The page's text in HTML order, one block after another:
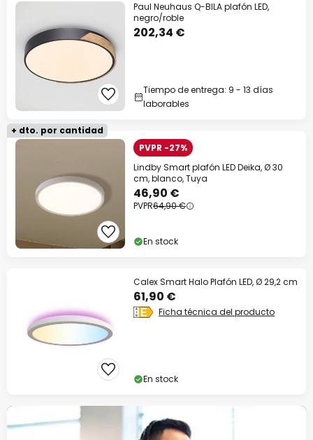
Paul Neuhaus Q-BILA plafón LED,
negro/roble
202,34 €
Tiempo de entrega: 9 - 13 días
laborables
+ dto. por cantidad
PVPR -27%
Lindby Smart plafón LED Deika, Ø 30
cm, blanco, Tuya
46,90 €
PVPR64,90 €
En stock
Calex Smart Halo Plafón LED, Ø 29,2 cm
61,90 €
Ficha técnica del producto
En stock